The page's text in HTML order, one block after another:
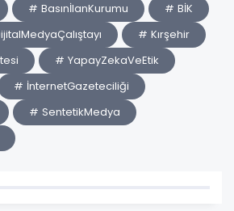
# BasınİlanKurumu
# BİK
# Kırşehir
# YapayZekaVeEtik
# İnternetGazeteciliği
# SentetikMedya